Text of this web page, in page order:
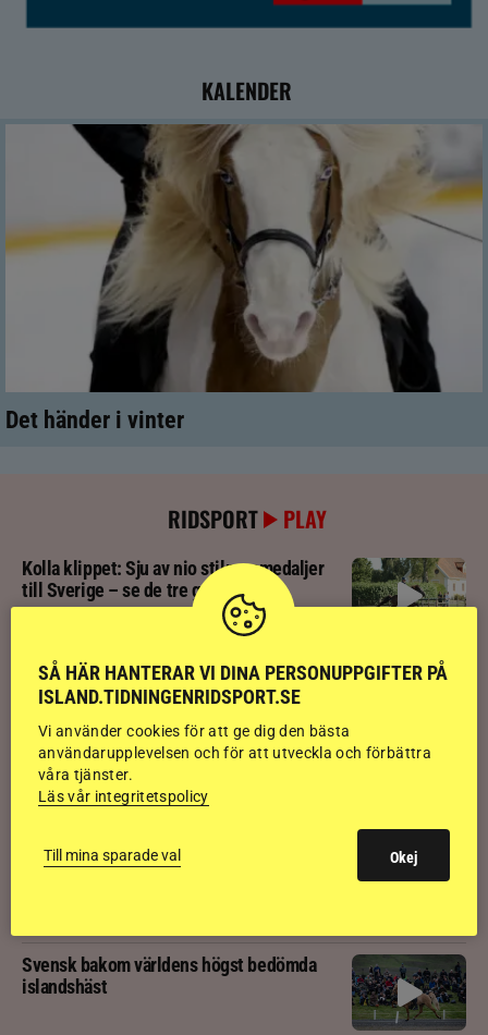
KALENDER
Det händer i vinter
RIDSPORT PLAY
Kolla klippet: Sju av nio stilpassmedaljer
till Sverige – se de tre guldloppen
Kolla klippet: Se ritten som gav guldläge
inför finalen
Kolla klippet: Svenskägda hingsten bäst
av sexåringarna på Landsmót
Kolla klippet: Gljátoppur-dotterns
Svensk bakom världens högst bedömda
islandshäst
SÅ HÄR HANTERAR VI DINA PERSONUPPGIFTER PÅ
ISLAND.TIDNINGENRIDSPORT.SE
Vi använder cookies för att ge dig den bästa
användarupplevelsen och för att utveckla och förbättra
våra tjänster.
Läs vår integritetspolicy
Till mina sparade val Okej